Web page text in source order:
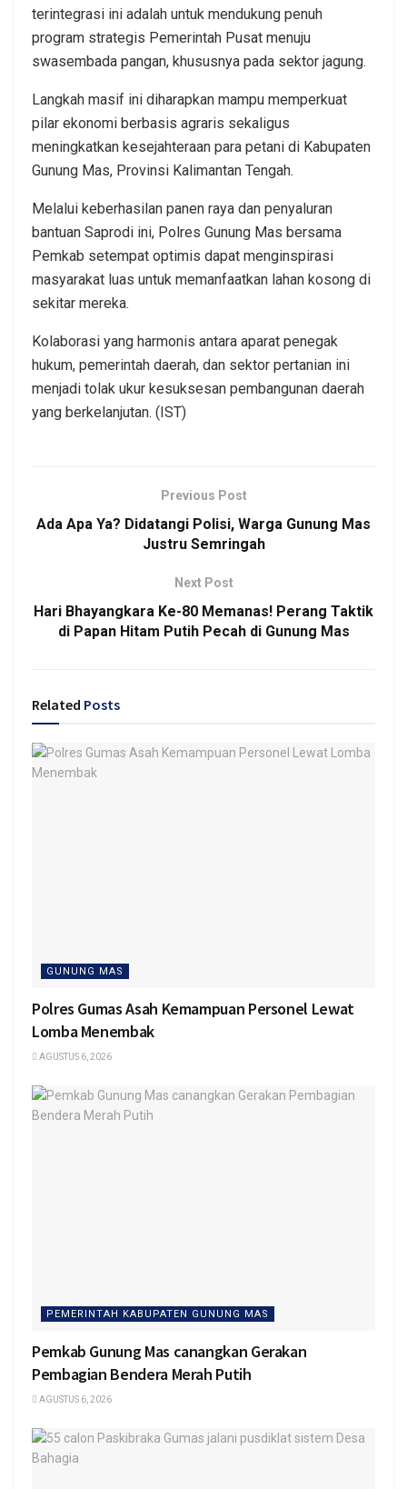
terintegrasi ini adalah untuk mendukung penuh
program strategis Pemerintah Pusat menuju
swasembada pangan, khususnya pada sektor jagung.
Langkah masif ini diharapkan mampu memperkuat
pilar ekonomi berbasis agraris sekaligus
meningkatkan kesejahteraan para petani di Kabupaten
Gunung Mas, Provinsi Kalimantan Tengah.
Melalui keberhasilan panen raya dan penyaluran
bantuan Saprodi ini, Polres Gunung Mas bersama
Pemkab setempat optimis dapat menginspirasi
masyarakat luas untuk memanfaatkan lahan kosong di
sekitar mereka.
Kolaborasi yang harmonis antara aparat penegak
hukum, pemerintah daerah, dan sektor pertanian ini
menjadi tolak ukur kesuksesan pembangunan daerah
yang berkelanjutan. (IST)
Previous Post
Ada Apa Ya? Didatangi Polisi, Warga Gunung Mas
Justru Semringah
Next Post
Hari Bhayangkara Ke-80 Memanas! Perang Taktik
di Papan Hitam Putih Pecah di Gunung Mas
Related Posts
GUNUNG MAS
Polres Gumas Asah Kemampuan Personel Lewat
Lomba Menembak
AGUSTUS 6, 2026
PEMERINTAH KABUPATEN GUNUNG MAS
Pemkab Gunung Mas canangkan Gerakan
Pembagian Bendera Merah Putih
AGUSTUS 6, 2026